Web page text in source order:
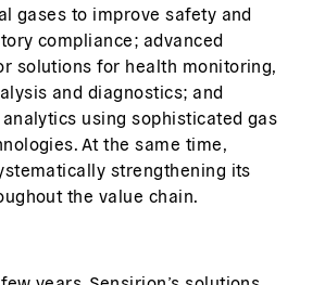
gases to improve safety and
compliance; advanced
solutions for health monitoring,
and diagnostics; and
using sophisticated gas
At the same time,
strengthening its
the value chain.